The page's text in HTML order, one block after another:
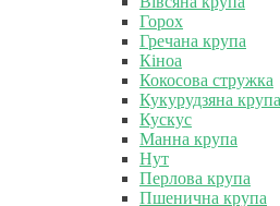
Горох
Гречана крупа
Кіноа
Кокосова стружка
Кукурудзяна крупа
Кускус
Манна крупа
Нут
Перлова крупа
Пшенична крупа